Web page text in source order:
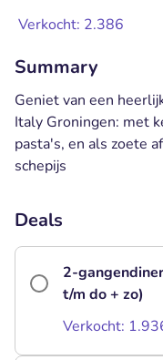
Verkocht: 2.386
Summary
Geniet van een
Italy Groningen: met
pasta's, en als zoete
schepijs
Deals
2-
t/m do + zo)
Verkocht: